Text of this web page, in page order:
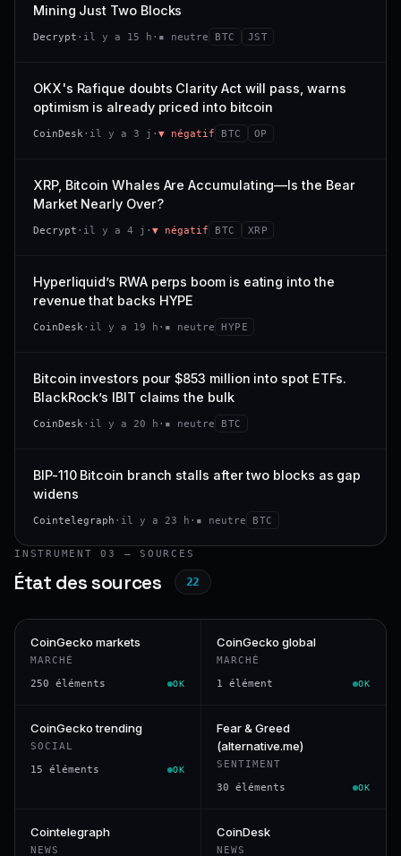
CONFIANCE
VAR. 7 J
−3,0 %
CONFIANCE
; prix collé au bas de son range 7 j (0 % de l'amplitude),
momentum 24 h dégradé (−2,7 %).
21,1 Md$ 3,8 M$
0,0 % −3,2 %
−5,6 % #9
CONFIANCE
Mining Just Two Blocks
Decrypt · il y a 15 h · ▪ neutre BTC JST
OKX's Rafique doubts Clarity Act will pass, warns
optimism is already priced into bitcoin
CoinDesk · il y a 3 j · ▼ négatif BTC OP
XRP, Bitcoin Whales Are Accumulating—Is the Bear
Market Nearly Over?
Decrypt · il y a 4 j · ▼ négatif BTC XRP
Hyperliquid’s RWA perps boom is eating into the
revenue that backs HYPE
CoinDesk · il y a 19 h · ▪ neutre HYPE
Bitcoin investors pour $853 million into spot ETFs.
BlackRock’s IBIT claims the bulk
CoinDesk · il y a 20 h · ▪ neutre BTC
BIP-110 Bitcoin branch stalls after two blocks as gap
widens
Cointelegraph · il y a 23 h · ▪ neutre BTC
INSTRUMENT 03 — SOURCES
État des sources 22
CoinGecko markets
MARCHÉ
250 éléments OK
CoinGecko global
MARCHÉ
1 élément OK
CoinGecko trending
SOCIAL
15 éléments OK
Fear & Greed
(alternative.me)
SENTIMENT
30 éléments OK
Cointelegraph
NEWS
CoinDesk
NEWS